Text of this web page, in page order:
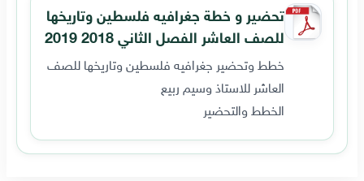
تحضير و خطة جغرافيه فلسطين وتاريخها
للصف العاشر الفصل الثاني 2018 2019
خطط وتحضير جغرافيه فلسطين وتاريخها للصف
العاشر للاستاذ وسيم ربيع
الخطط والتحضير